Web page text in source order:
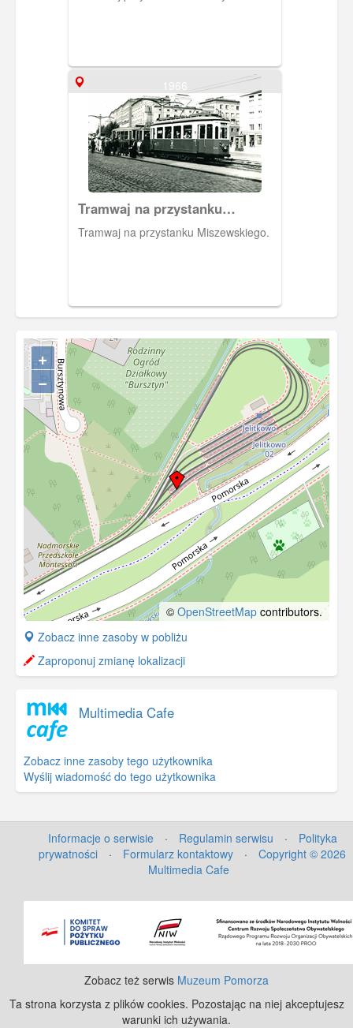
1966
Tramwaj na przystanku
Miszewskiego.
Tramwaj na przystanku Miszewskiego.
+
−
© OpenStreetMap contributors.
+
−
Zobacz inne zasoby w pobliżu
Zaproponuj zmianę lokalizacji
Multimedia Cafe
Zobacz inne zasoby tego użytkownika
Wyślij wiadomość do tego użytkownika
Informacje o serwisie · Regulamin serwisu ·
Polityka
prywatności
· Formularz kontaktowy ·
Copyright © 2026
Multimedia Cafe
Zobacz też serwis Muzeum Pomorza
Ta strona korzysta z plików cookies. Pozostając na niej akceptujesz
warunki ich używania.